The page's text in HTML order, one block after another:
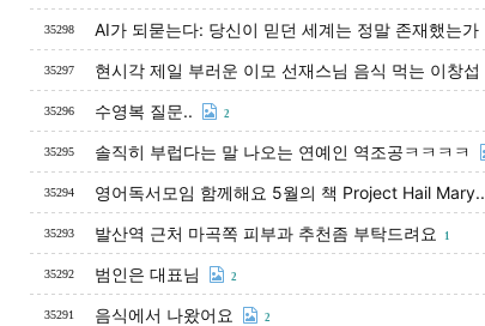
35298 AI가 되묻는다: 당신이 믿던 세계는 정말 존재했는가
35297 현시각 제일 부러운 이모 선재스님 음식 먹는 이창섭
35296 수영복 질문.. 2
35295 솔직히 부럽다는 말 나오는 연예인 역조공ㅋㅋㅋㅋ
35294 영어독서모임 함께해요 5월의 책 Project Hail Mary..
35293 발산역 근처 마곡쪽 피부과 추천좀 부탁드려요 1
35292 범인은 대표님 2
35291 음식에서 나왔어요 2